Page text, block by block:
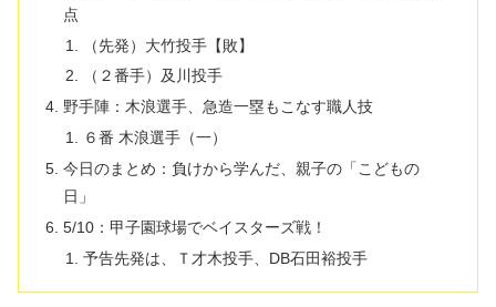
点
​（先発）大竹投手【敗】
（２番手）及川投手
野手陣：木浪選手、急造一塁もこなす職人技
６番 木浪選手（一）
​今日のまとめ：負けから学んだ、親子の「こどもの
日」
5/10：甲子園球場でベイスターズ戦！
予告先発は、Ｔ才木投手、DB石田裕投手